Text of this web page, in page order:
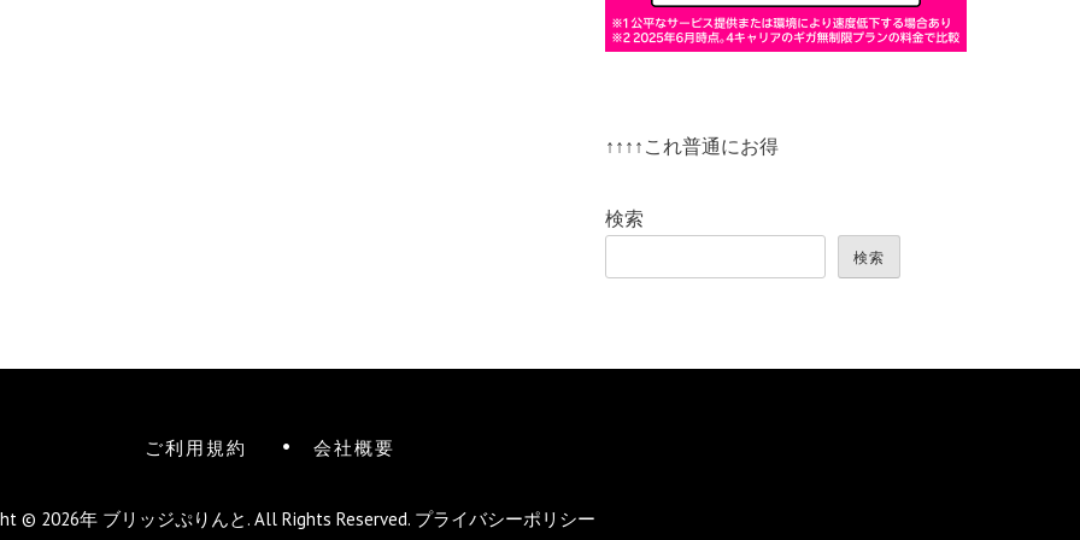
↑↑↑↑これ普通にお得
検索
検索
ご利用規約 会社概要
© 2026年 ブリッジぷりんと. All Rights Reserved. プライバシーポリシー